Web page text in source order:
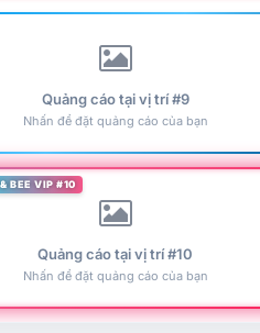
Quảng cáo tại vị trí #9
Nhấn để đặt quảng cáo của bạn
BEE VIP #10
Quảng cáo tại vị trí #10
Nhấn để đặt quảng cáo của bạn